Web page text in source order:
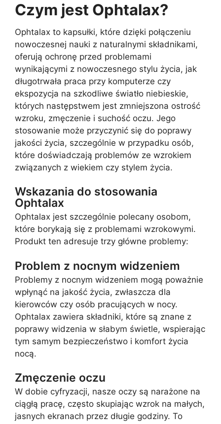
Czym jest Ophtalax?
Ophtalax to kapsułki, które dzięki połączeniu
nowoczesnej nauki z naturalnymi składnikami,
oferują ochronę przed problemami
wynikającymi z nowoczesnego stylu życia, jak
długotrwała praca przy komputerze czy
ekspozycja na szkodliwe światło niebieskie,
których następstwem jest zmniejszona ostrość
wzroku, zmęczenie i suchość oczu. Jego
stosowanie może przyczynić się do poprawy
jakości życia, szczególnie w przypadku osób,
które doświadczają problemów ze wzrokiem
związanych z wiekiem czy stylem życia.
Wskazania do stosowania
Ophtalax
Ophtalax jest szczególnie polecany osobom,
które borykają się z problemami wzrokowymi.
Produkt ten adresuje trzy główne problemy:
Problem z nocnym widzeniem
Problemy z nocnym widzeniem mogą poważnie
wpłynąć na jakość życia, zwłaszcza dla
kierowców czy osób pracujących w nocy.
Ophtalax zawiera składniki, które są znane z
poprawy widzenia w słabym świetle, wspierając
tym samym bezpieczeństwo i komfort życia
nocą.
Zmęczenie oczu
W dobie cyfryzacji, nasze oczy są narażone na
ciągłą pracę, często skupiając wzrok na małych,
jasnych ekranach przez długie godziny. To